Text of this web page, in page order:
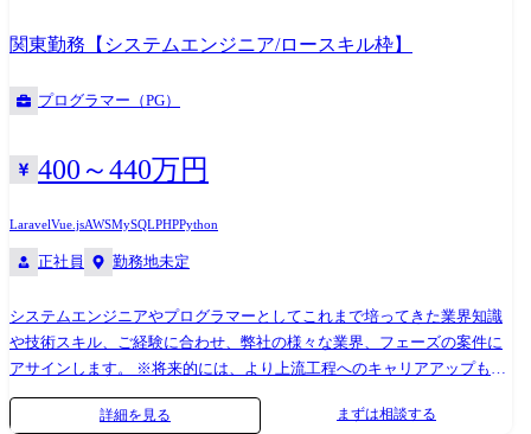
(Java/Spring/Vue.JS/PostgreSQL/Azure) ●AIを活用したデータ分析(Python)
①各営業が参画するプロジェクト候補を獲得 ②営業マネージャー指揮の
もと、案件選抜会議を実施 ※案件を持ち寄り、エンジニアが一番自分の
キャリアに近づけて、会社が定める条件に近いプロジェクトはどれかを
認する ④お客様やプロジェクトメンバーと顔合わせを実施し、参画する
プロジェクトが決定
関東勤務【システムエンジニア/ロースキル枠】
プログラマー（PG）
400～440万円
LaravelVue.jsAWSMySQLPHPPython
正社員 勤務地未定
システムエンジニアやプログラマーとしてこれまで培ってきた業界知識
や技術スキル、ご経験に合わせ、弊社の様々な業界、フェーズの案件に
アサインします。 ※将来的には、より上流工程へのキャリアアップも見
据えて成長して頂きます。 プロジェクト例 ●不動産会社向け基幹システ
ム開発(Java/Spring/React/PostgreSQL/AWS) ●保険会社向け営業管理シス
詳細を見る まずは相談する